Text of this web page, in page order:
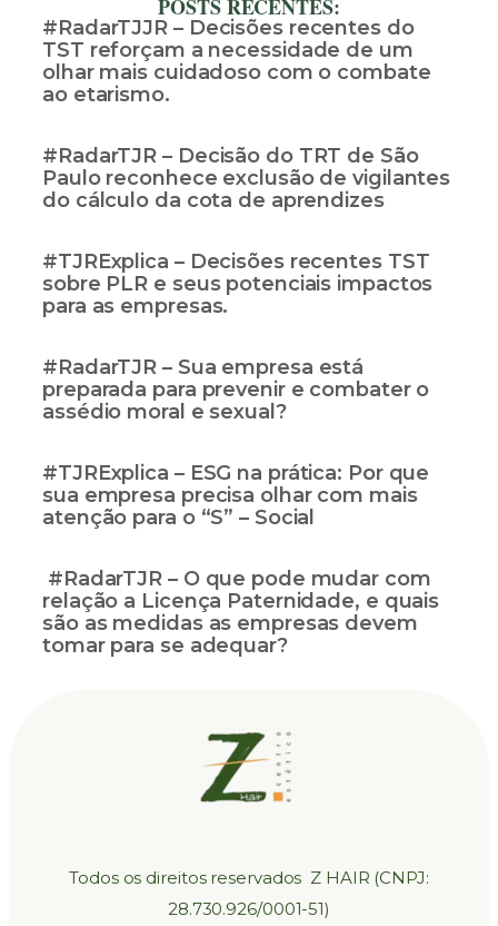
POSTS RECENTES:
#RadarTJJR – Decisões recentes do
TST reforçam a necessidade de um
olhar mais cuidadoso com o combate
ao etarismo.
#RadarTJR – Decisão do TRT de São
Paulo reconhece exclusão de vigilantes
do cálculo da cota de aprendizes
#TJRExplica – Decisões recentes TST
sobre PLR e seus potenciais impactos
para as empresas.
#RadarTJR – Sua empresa está
preparada para prevenir e combater o
assédio moral e sexual?
#TJRExplica – ESG na prática: Por que
sua empresa precisa olhar com mais
atenção para o “S” – Social
#RadarTJR – O que pode mudar com
relação a Licença Paternidade, e quais
são as medidas as empresas devem
tomar para se adequar?
Todos os direitos reservados Z HAIR (CNPJ:
28.730.926/0001-51)